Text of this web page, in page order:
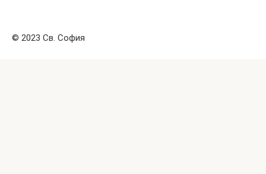
© 2023 Св. София